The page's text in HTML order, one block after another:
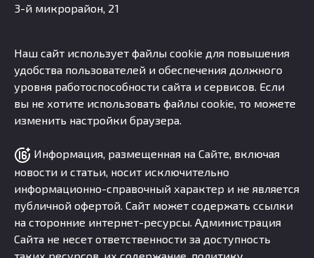
3-й микрорайон, 21
Наш сайт использует файлы cookie для повышения
удобства пользователей и обеспечения должного
уровня работоспособности сайта и сервисов. Если
вы не хотите использовать файлы cookie, то можете
изменить настройки браузера.
Информация, размещенная на Сайте, включая
новости и статьи, носит исключительно
информационно-справочный характер и не является
публичной офертой. Сайт может содержать ссылки
на сторонние интернет-ресурсы. Администрация
Сайта не несет ответственности за доступность